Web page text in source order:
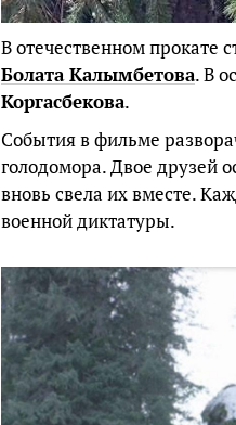
В отечественном прокате
Болата Калымбетова. В
Коргасбекова.
События в фильме
голодомора. Двое друзей
вновь свела их вместе.
военной диктатуры.